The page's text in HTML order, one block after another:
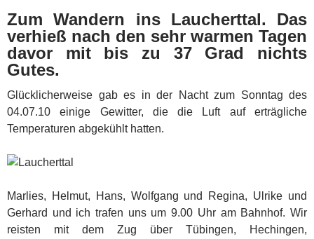
Zum Wandern ins Laucherttal. Das
verhieß nach den sehr warmen Tagen
davor mit bis zu 37 Grad nichts
Gutes.
Glücklicherweise gab es in der Nacht zum Sonntag des
04.07.10 einige Gewitter, die die Luft auf erträgliche
Temperaturen abgekühlt hatten.
Marlies, Helmut, Hans, Wolfgang und Regina, Ulrike und
Gerhard und ich trafen uns um 9.00 Uhr am Bahnhof. Wir
reisten mit dem Zug über Tübingen, Hechingen,